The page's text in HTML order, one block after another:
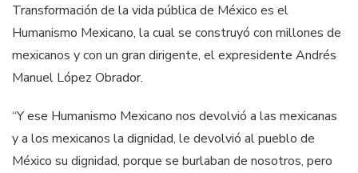
Transformación de la vida pública de México es el
Humanismo Mexicano, la cual se construyó con millones de
mexicanos y con un gran dirigente, el expresidente Andrés
Manuel López Obrador.
“Y ese Humanismo Mexicano nos devolvió a las mexicanas
y a los mexicanos la dignidad, le devolvió al pueblo de
México su dignidad, porque se burlaban de nosotros, pero